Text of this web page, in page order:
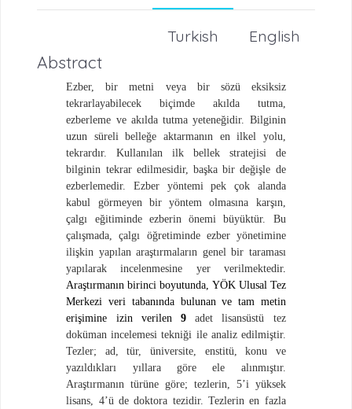
English
Turkish
Abstract
Ezber, bir metni veya bir sözü eksiksiz
tekrarlayabilecek biçimde akılda tutma,
ezberleme ve akılda tutma yeteneğidir. Bilginin
uzun süreli belleğe aktarmanın en ilkel yolu,
tekrardır. Kullanılan ilk bellek stratejisi de
bilginin tekrar edilmesidir, başka bir değişle de
ezberlemedir. Ezber yöntemi pek çok alanda
kabul görmeyen bir yöntem olmasına karşın,
çalgı eğitiminde ezberin önemi büyüktür. Bu
çalışmada, çalgı öğretiminde ezber yönetimine
ilişkin yapılan araştırmaların genel bir taraması
yapılarak incelenmesine yer verilmektedir.
Araştırmanın birinci boyutunda, YÖK Ulusal Tez
Merkezi veri tabanında bulunan ve tam metin
erişimine izin verilen 9 adetlisansüstü tez
doküman incelemesi tekniği ile analiz edilmiştir.
Tezler; ad, tür, üniversite, enstitü, konu ve
yazıldıkları yıllara göre ele alınmıştır.
Araştırmanın türüne göre; tezlerin, 5’i yüksek
lisans, 4’ü de doktora tezidir. Tezlerin en fazla